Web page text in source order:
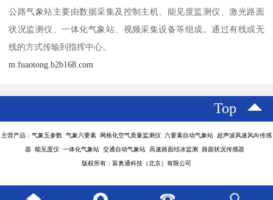
公路气象站主要由数据采集及控制主机、能见度监测仪、激光路面
状况监测仪、一体化气象站、视频采集设备等组成。通过有线或无
线的方式传输到指挥中心。
m.fuaotong.b2b168.com
Top
主营产品：气象五参数 气象六要素 网格化空气质量监测仪 六要素自动气象站 超声波风速风向传感
器 能见度仪 一体化气象站 交通自动气象站 高速路面结冰监测 路面状况传感器
版权所有：富奥通科技（北京）有限公司